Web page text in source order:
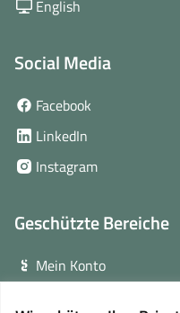
English
Social Media
Facebook
Fenster)
LinkedIn
neuem
Instagram(öffnet
Fenster)
Geschützte Bereiche
Mein Konto